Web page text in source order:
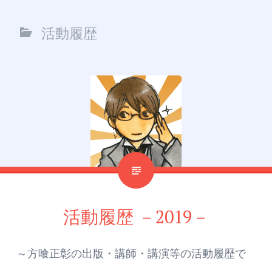
活動履歴
活動履歴 －2019－
～方喰正彰の出版・講師・講演等の活動履歴で